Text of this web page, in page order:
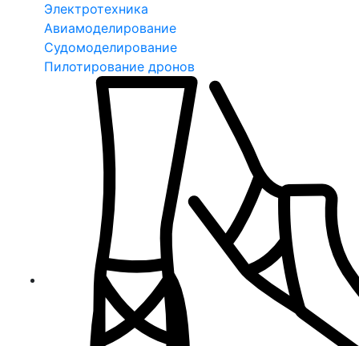
Электротехника
Авиамоделирование
Судомоделирование
Пилотирование дронов